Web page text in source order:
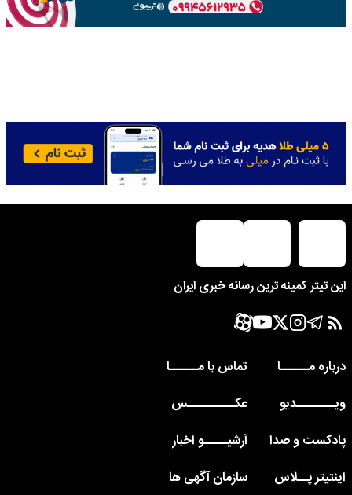
این تیتر کمینه ترین رسانه خبری ایران
درباره مــــــا
تماس با مــــــا
ویــــــــدیو
عکــــــــــس
پادکست و صدا
آرشیـــــو اخبار
اینتیتر پــلاس
سازمان آگهی ها